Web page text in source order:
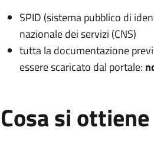
SPID (sistema pubblico di
nazionale dei servizi (CNS)
tutta la documentazione
essere scaricato dal portale:
Cosa si ottiene